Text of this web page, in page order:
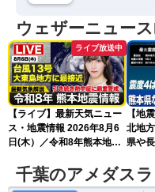
ウェザーニュー
ライブ放送中
【ライブ】最新天気ニュー
ス・地震情報 2026年8月6
日(木）／令和8年熊本地震
方に最接近 沖縄は荒天警
戒 〈ウェザーニュースLiVE
【地
北地
県や
千葉のアメダス